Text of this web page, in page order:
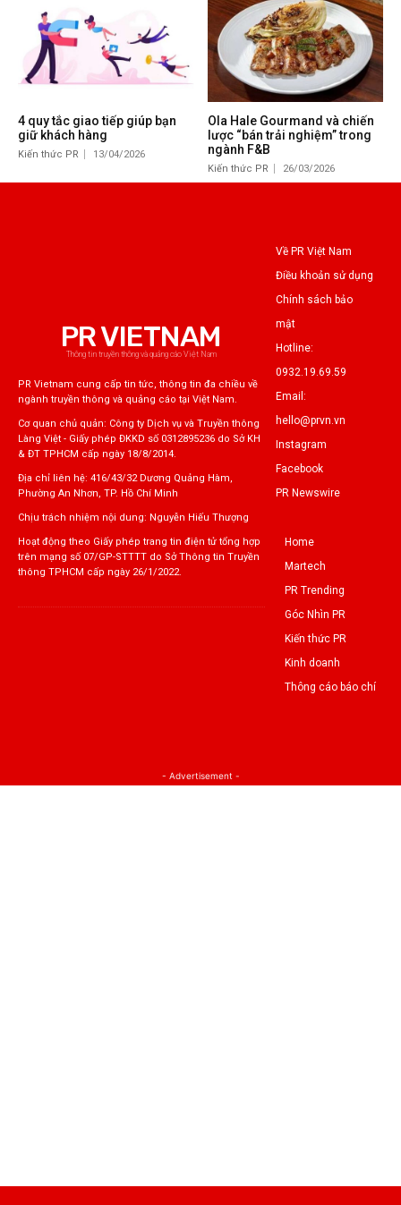
4 quy tắc giao tiếp giúp bạn
giữ khách hàng
Kiến thức PR 13/04/2026
Ola Hale Gourmand và chiến
lược “bán trải nghiệm” trong
ngành F&B
Kiến thức PR 26/03/2026
PR VIETNAM
Thông tin truyền thông và quảng cáo Việt Nam
PR Vietnam cung cấp tin tức, thông tin đa chiều về
ngành truyền thông và quảng cáo tại Việt Nam.
Cơ quan chủ quản: Công ty Dịch vụ và Truyền thông
Làng Việt - Giấy phép ĐKKD số 0312895236 do Sở KH
& ĐT TPHCM cấp ngày 18/8/2014.
Địa chỉ liên hệ: 416/43/32 Dương Quảng Hàm,
Phường An Nhơn, TP. Hồ Chí Minh
Chịu trách nhiệm nội dung: Nguyễn Hiếu Thượng
Hoạt động theo Giấy phép trang tin điện tử tổng hợp
trên mạng số 07/GP-STTTT do Sở Thông tin Truyền
thông TPHCM cấp ngày 26/1/2022.
Về PR Việt Nam
Điều khoản sử dụng
Chính sách bảo
mật
Hotline:
0932.19.69.59
Email:
hello@prvn.vn
Instagram
Facebook
PR Newswire
Home
Martech
PR Trending
Góc Nhìn PR
Kiến thức PR
Kinh doanh
Thông cáo báo chí
- Advertisement -